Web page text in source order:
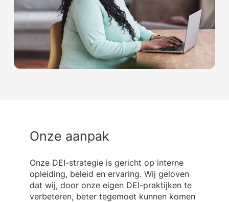
Onze aanpak
Onze DEI-strategie is gericht op interne
opleiding, beleid en ervaring. Wij geloven
dat wij, door onze eigen DEI-praktijken te
verbeteren, beter tegemoet kunnen komen